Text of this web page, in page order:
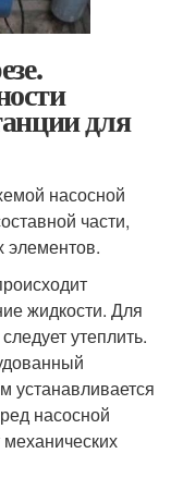
для
насосной
части,
элементов.
жидкости. Для
утеплить.
насосной